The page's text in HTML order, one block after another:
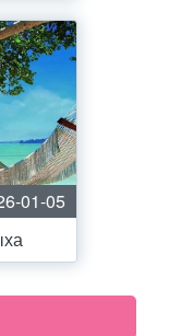
01-05